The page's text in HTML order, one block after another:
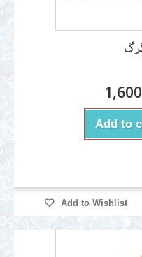
Add to
Add to Wishlist